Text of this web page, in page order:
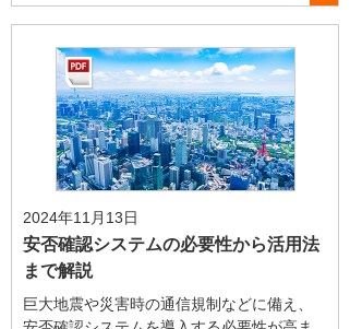
2024年11月13日
安否確認システムの必要性から活用法
まで解説
巨大地震や災害時の通信規制などに備え、